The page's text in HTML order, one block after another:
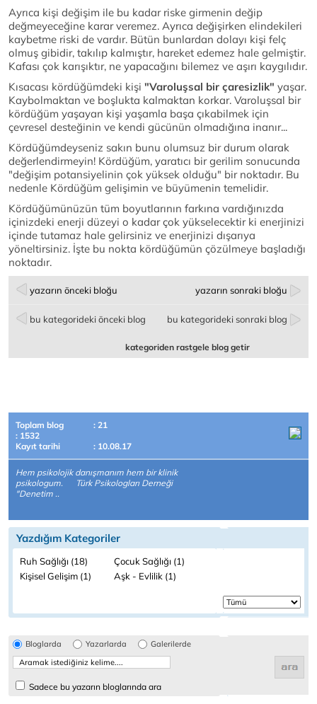
Ayrıca kişi değişim ile bu kadar riske girmenin değip
değmeyeceğine karar veremez. Ayrıca değişirken elindekileri
kaybetme riski de vardır. Bütün bunlardan dolayı kişi felç
olmuş gibidir, takılıp kalmıştır, hareket edemez hale gelmiştir.
Kafası çok karışıktır, ne yapacağını bilemez ve aşırı kaygılıdır.
Kısacası kördüğümdeki kişi "Varoluşsal bir çaresizlik" yaşar.
Kaybolmaktan ve boşlukta kalmaktan korkar. Varoluşsal bir
kördüğüm yaşayan kişi yaşamla başa çıkabilmek için
çevresel desteğinin ve kendi gücünün olmadığına inanır...
Kördüğümdeyseniz sakın bunu olumsuz bir durum olarak
değerlendirmeyin! Kördüğüm, yaratıcı bir gerilim sonucunda
"değişim potansiyelinin çok yüksek olduğu" bir noktadır. Bu
nedenle Kördüğüm gelişimin ve büyümenin temelidir.
Kördüğümünüzün tüm boyutlarının farkına vardığınızda
içinizdeki enerji düzeyi o kadar çok yükselecektir ki enerjinizi
içinde tutamaz hale gelirsiniz ve enerjinizi dışarıya
yöneltirsiniz. İşte bu nokta kördüğümün çözülmeye başladığı
noktadır.
yazarın önceki bloğu yazarın sonraki bloğu
bu kategorideki önceki blog bu kategorideki sonraki blog
kategoriden rastgele blog getir
Toplam blog
: 21
: 1532
Kayıt tarihi
: 10.08.17
Hem psikolojik danışmanım hem bir klinik
psikologum. Türk Psikologları Derneği
"Denetim ..
Yazdığım Kategoriler
Ruh Sağlığı (18)
Çocuk Sağlığı (1)
Kişisel Gelişim (1)
Aşk - Evlilik (1)
Bloglarda Yazarlarda Galerilerde
Sadece bu yazarın bloglarında ara